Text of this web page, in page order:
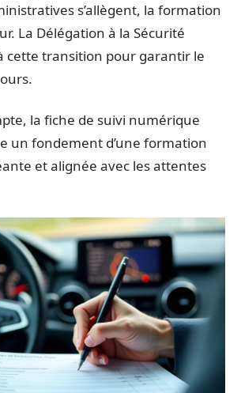
s’allègent, la formation
La Délégation à la Sécurité
cette transition pour garantir le
la fiche de suivi numérique
un fondement d’une formation
et alignée avec les attentes